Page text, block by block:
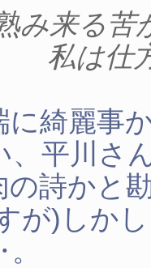
み来る苦
私は仕
に綺麗事
、平川さ
の詩かと
が)しか